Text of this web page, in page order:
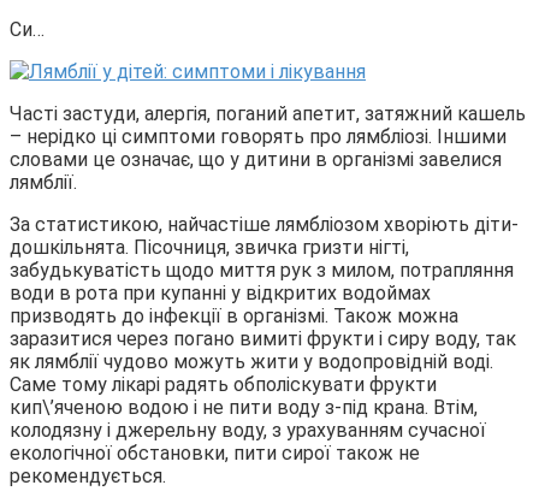
Си…
Часті застуди, алергія, поганий апетит, затяжний кашель
– нерідко ці симптоми говорять про лямбліозі. Іншими
словами це означає, що у дитини в організмі завелися
лямблії.
За статистикою, найчастіше лямбліозом хворіють діти-
дошкільнята. Пісочниця, звичка гризти нігті,
забудькуватість щодо миття рук з милом, потрапляння
води в рота при купанні у відкритих водоймах
призводять до інфекції в організмі. Також можна
заразитися через погано вимиті фрукти і сиру воду, так
як лямблії чудово можуть жити у водопровідній воді.
Саме тому лікарі радять обполіскувати фрукти
кип\’яченою водою і не пити воду з-під крана. Втім,
колодязну і джерельну воду, з урахуванням сучасної
екологічної обстановки, пити сирої також не
рекомендується.